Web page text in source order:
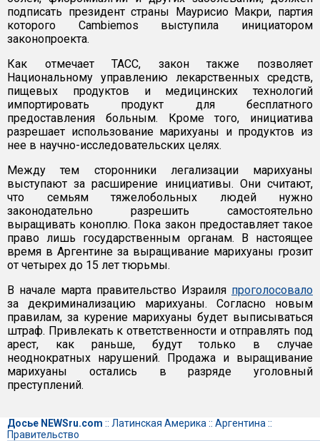
подписать президент страны Маурисио Макри, партия
которого Cambiemos выступила инициатором
законопроекта.
Как отмечает ТАСС, закон также позволяет
Национальному управлению лекарственных средств,
пищевых продуктов и медицинских технологий
импортировать продукт для бесплатного
предоставления больным. Кроме того, инициатива
разрешает использование марихуаны и продуктов из
нее в научно-исследовательских целях.
Между тем сторонники легализации марихуаны
выступают за расширение инициативы. Они считают,
что семьям тяжелобольных людей нужно
законодательно разрешить самостоятельно
выращивать коноплю. Пока закон предоставляет такое
право лишь государственным органам. В настоящее
время в Аргентине за выращивание марихуаны грозит
от четырех до 15 лет тюрьмы.
В начале марта правительство Израиля проголосовало
за декриминализацию марихуаны. Согласно новым
правилам, за курение марихуаны будет выписываться
штраф. Привлекать к ответственности и отправлять под
арест, как раньше, будут только в случае
неоднократных нарушений. Продажа и выращивание
марихуаны остались в разряде уголовный
преступлений.
Досье NEWSru.com :: Латинская Америка :: Аргентина ::
Правительство